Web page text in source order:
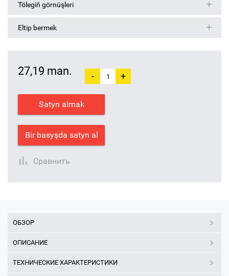
Tölegiň görnüşleri
Eltip bermek
27,19 man. - +
Satyn almak
Bir basyşda satyn al
Сравнить
ОБЗОР
ОПИСАНИЕ
ТЕХНИЧЕСКИЕ ХАРАКТЕРИСТИКИ